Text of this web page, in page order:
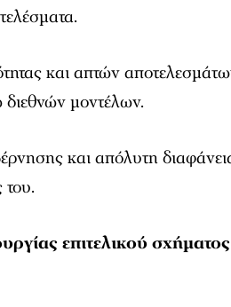
και απτών
διεθνών µοντέλων.
και απόλυτη
επιτελικού σχήµατος